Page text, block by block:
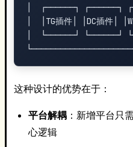
│  ┌──────┐ ┌──────┐
│  │TG插件│ │DC插件│
│  └──────┘ └──────┘
这种设计的优势在于：
平台解耦 ：新增平台只
心逻辑